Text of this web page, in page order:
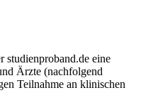
studienproband.de eine
Ärzte (nachfolgend
Teilnahme an klinischen